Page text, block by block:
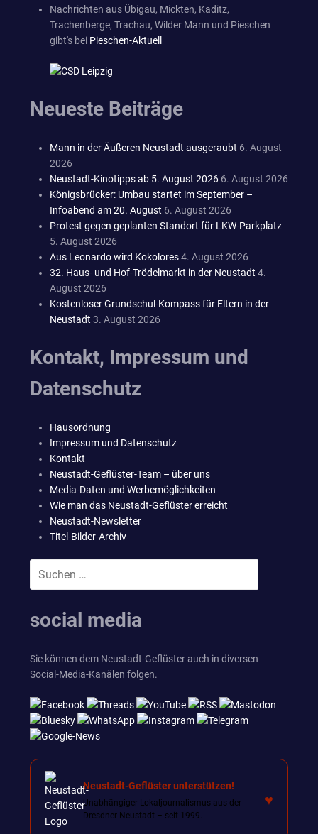
Nachrichten aus Übigau, Mickten, Kaditz,
Trachenberge, Trachau, Wilder Mann und Pieschen
gibt's bei Pieschen-Aktuell
Neueste Beiträge
Mann in der Äußeren Neustadt ausgeraubt 6. August
2026
Neustadt-Kinotipps ab 5. August 2026 6. August 2026
Königsbrücker: Umbau startet im September –
Infoabend am 20. August 6. August 2026
Protest gegen geplanten Standort für LKW-Parkplatz
5. August 2026
Aus Leonardo wird Kokolores4. August 2026
32. Haus- und Hof-Trödelmarkt in der Neustadt 4.
August 2026
Kostenloser Grundschul-Kompass für Eltern in der
Neustadt 3. August 2026
Kontakt, Impressum und
Datenschutz
Hausordnung
Impressum und Datenschutz
Kontakt
Neustadt-Geflüster-Team – über uns
Media-Daten und Werbemöglichkeiten
Wie man das Neustadt-Geflüster erreicht
Neustadt-Newsletter
Titel-Bilder-Archiv
nach:
social media
Sie können dem Neustadt-Geflüster auch in diversen
Social-Media-Kanälen folgen.
Neustadt-Geflüster unterstützen!
Unabhängiger Lokaljournalismus aus der
Dresdner Neustadt – seit 1999.
♥